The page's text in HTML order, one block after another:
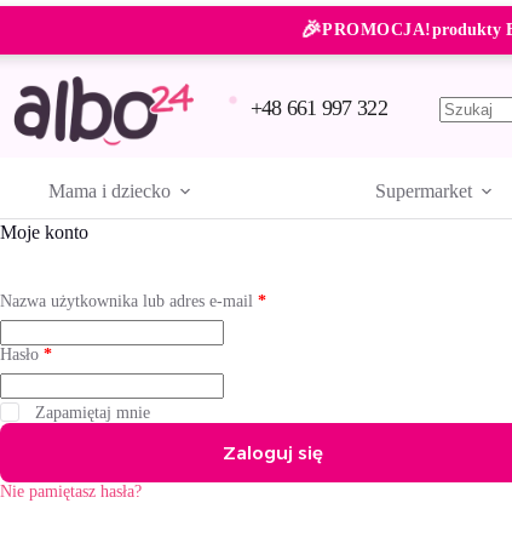
Przejdź
treści
🎉PROMOCJA!produkty
+48 661 997 322
Mama i dziecko Supermarket
Moje konto
Nazwa użytkownika lub adres e-mail *Wymagane
Hasło *Wymagane
l
e
r
Zapamiętaj mnie
Zaloguj się
Nie pamiętasz hasła?